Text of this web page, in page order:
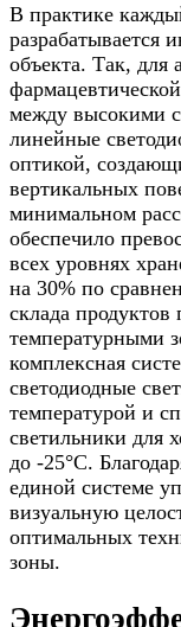
В практике
разрабатывается
объекта. Так, для
между высокими
линейные
оптикой,
вертикальных
минимальном
обеспечило
всех уровнях
на 30% по
склада
температурными
комплексная
светодиодные
температурой и
светильники для
до -25°C.
единой системе
визуальную
оптимальных
зоны.